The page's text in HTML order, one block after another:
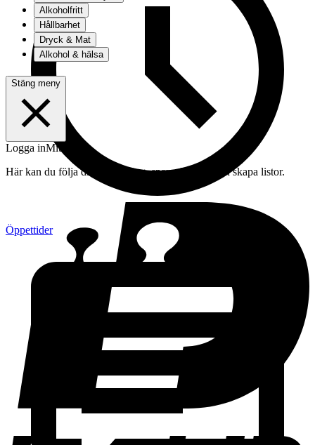
Öppettider
Alkoholfritt
Hållbarhet
Dryck & Mat
Alkohol & hälsa
Stäng meny
Logga inMitt konto
Här kan du följa din beställning, spara drycker och skapa listor.